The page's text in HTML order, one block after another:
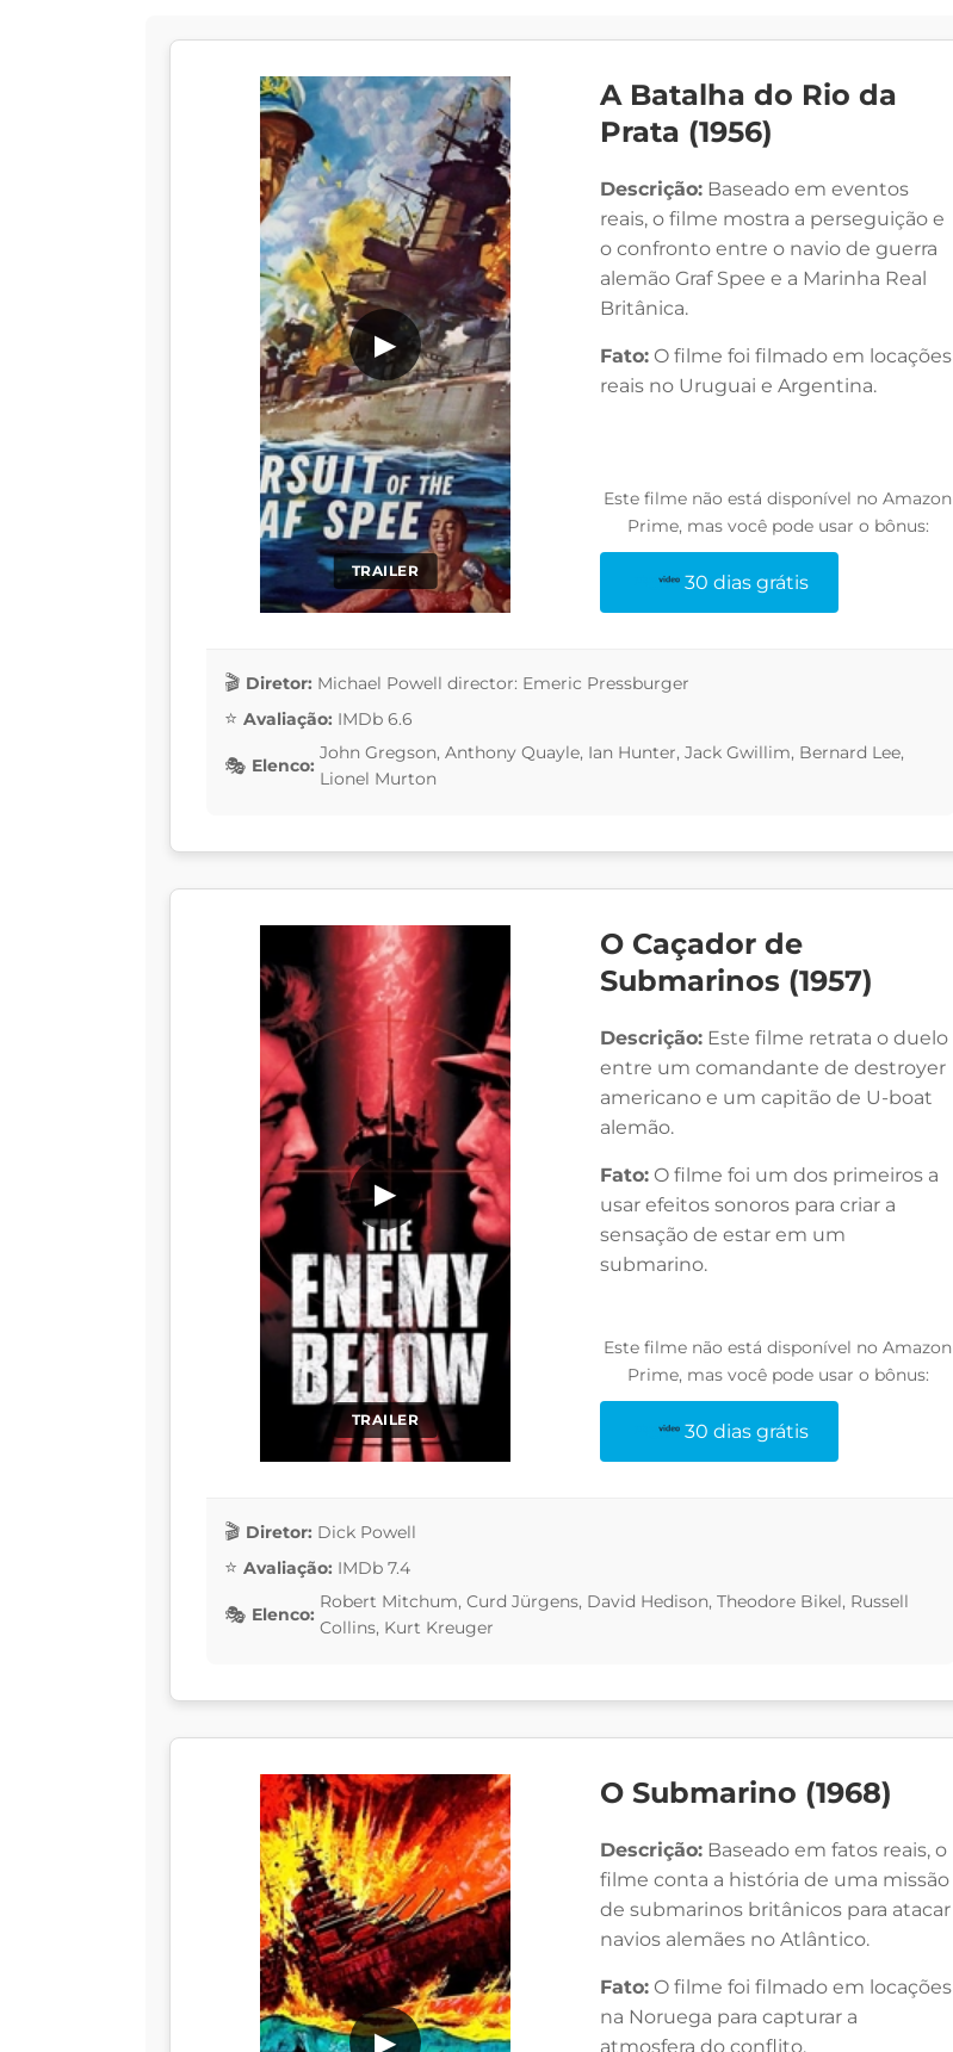
TRAILER
▶
A Batalha do Rio da
Prata (1956)
Descrição: Baseado em eventos
reais, o filme mostra a perseguição e
o confronto entre o navio de guerra
alemão Graf Spee e a Marinha Real
Britânica.
Fato: O filme foi filmado em locações
reais no Uruguai e Argentina.
Este filme não está disponível no Amazon
Prime, mas você pode usar o bônus:
30 dias grátis
Diretor: Michael Powell director: Emeric Pressburger
Avaliação: IMDb 6.6
Elenco:
John Gregson, Anthony Quayle, Ian Hunter, Jack Gwillim, Bernard Lee,
Lionel Murton
TRAILER
▶
O Caçador de
Submarinos (1957)
Descrição: Este filme retrata o duelo
entre um comandante de destroyer
americano e um capitão de U-boat
alemão.
Fato: O filme foi um dos primeiros a
usar efeitos sonoros para criar a
sensação de estar em um
submarino.
Este filme não está disponível no Amazon
Prime, mas você pode usar o bônus:
30 dias grátis
Diretor: Dick Powell
Avaliação: IMDb 7.4
Elenco:
Robert Mitchum, Curd Jürgens, David Hedison, Theodore Bikel, Russell
Collins, Kurt Kreuger
▶
O Submarino (1968)
Descrição: Baseado em fatos reais, o
filme conta a história de uma missão
de submarinos britânicos para atacar
navios alemães no Atlântico.
Fato: O filme foi filmado em locações
na Noruega para capturar a
atmosfera do conflito.